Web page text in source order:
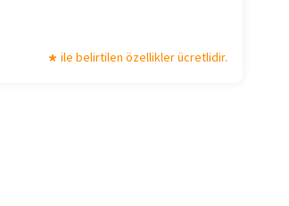
ile belirtilen özellikler ücretlidir.